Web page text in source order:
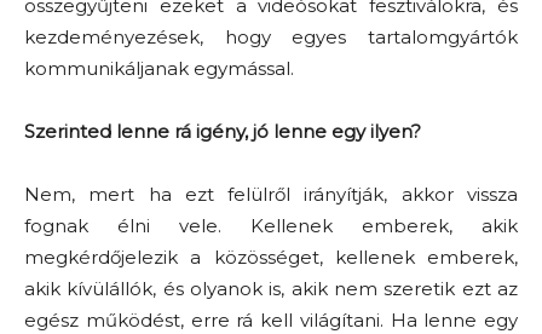
összegyűjteni ezeket a videósokat fesztiválokra, és
kezdeményezések, hogy egyes tartalomgyártók
kommunikáljanak egymással.
Szerinted lenne rá igény, jó lenne egy ilyen?
Nem, mert ha ezt felülről irányítják, akkor vissza
fognak élni vele. Kellenek emberek, akik
megkérdőjelezik a közösséget, kellenek emberek,
akik kívülállók, és olyanok is, akik nem szeretik ezt az
egész működést, erre rá kell világítani. Ha lenne egy